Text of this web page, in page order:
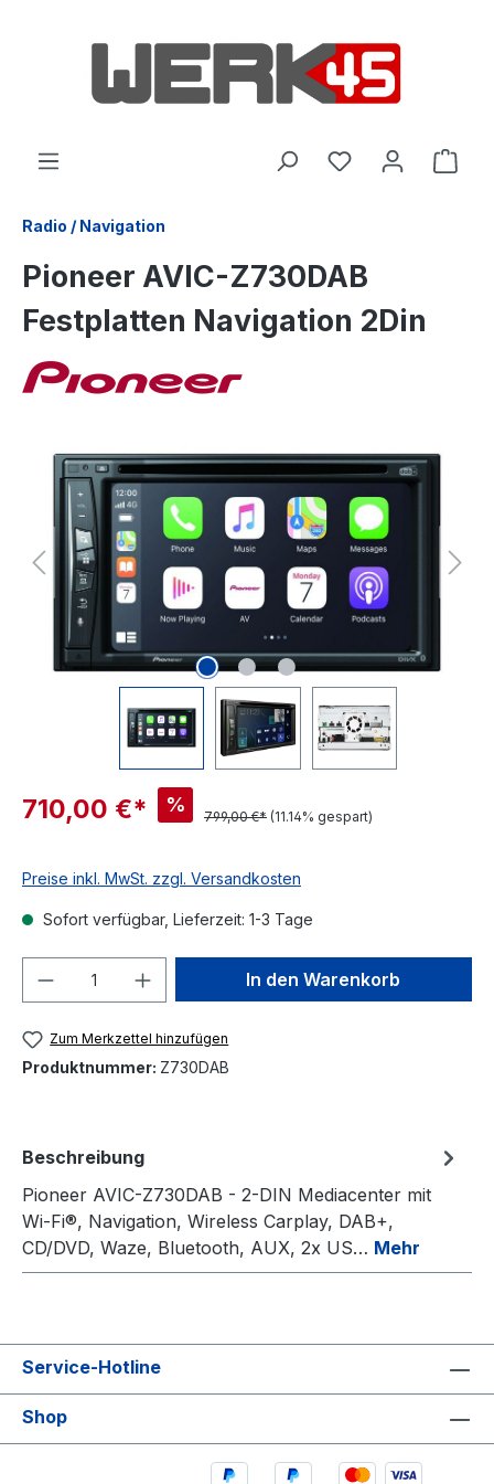
Radio / Navigation
Pioneer AVIC-Z730DAB
Festplatten Navigation 2Din
Bildergalerie überspringen
710,00 €* %
799,00 €* (11.14% gespart)
Preise inkl. MwSt. zzgl. Versandkosten
Sofort verfügbar, Lieferzeit: 1-3 Tage
Produkt Anzahl: Gib denIn den Warenkorb
Zum Merkzettel hinzufügen
Produktnummer: Z730DAB
Beschreibung
Pioneer AVIC-Z730DAB - 2-DIN Mediacenter mit
Wi-Fi®, Navigation, Wireless Carplay, DAB+,
CD/DVD, Waze, Bluetooth, AUX, 2x US… Mehr
Service-Hotline
Shop